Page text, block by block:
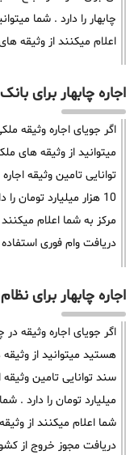
چابهار را دارد . شما
اعلام میکنند از وثیقه
اجاره چابهار برای
اگر جویای اجاره وثیقه
میتوانید از وثیقه های
10 هزار میلیارد تومان
مرکز به شما اعلام
دریافت وام فوری استفاده
اجاره چابهار برای
اگر جویای اجاره وثیقه در
هستید میتوانید از وثیقه
میلیارد تومان را دارد .
شما اعلام میکنند از
دریافت مجوز خروج از